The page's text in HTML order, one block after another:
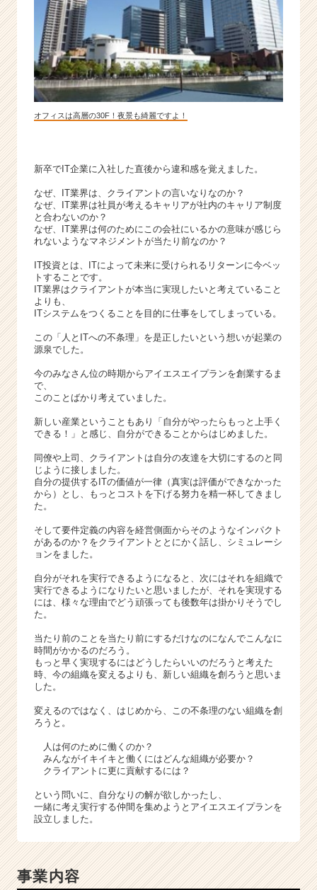
ウ
が
届
く
就
活
サ
ア
ャ
ア
（C
e
C
a
e
r）
オフィスは高層の30F！夜景も綺麗ですよ！
新卒でIT企業に入社した直後から違和感を覚えました。
なぜ、IT業界は、クライアントの言いなりなのか？
なぜ、IT業界は社員が考えるキャリアが社内のキャリア制度
と合わないのか？
なぜ、IT業界は何のためにこの会社にいるかの意味が感じら
れないようなマネジメントが当たり前なのか？
IT投資とは、ITによって未来に受けられるリターンに今ベッ
トすることです。
IT業界はクライアントが本当に実現したいと考えていること
よりも、
ITシステムをつくることを目的に仕事をしてしまっている。
この「人とITへの不条理」を是正したいという想いが起業の
源泉でした。
今のみなさん位の時期からアイエスエイプランを創業するま
で、
このことばかり考えていました。
新しい産業ということもあり「自分がやったらもっと上手く
できる！」と感じ、自分ができることからはじめました。
同僚や上司、クライアントは自分の友達を大切にするのと同
じように接しました。
自分の提供するITの価値が一律（真実は評価ができなかった
から）とし、もっとコストを下げる努力を精一杯してきまし
た。
そして要件定義の内容を経営側面からそのようなインパクト
があるのか？をクライアントととにかく話し、シミュレーシ
ョンをました。
自分がそれを実行できるようになると、次にはそれを組織で
実行できるようになりたいと思いましたが、それを実現する
には、様々な理由でどう頑張っても後数年は掛かりそうでし
た。
当たり前のことを当たり前にするだけなのになんでこんなに
時間がかかるのだろう。
もっと早く実現するにはどうしたらいいのだろうと考えた
時、今の組織を変えるよりも、新しい組織を創ろうと思いま
した。
変えるのではなく、はじめから、この不条理のない組織を創
ろうと。
人は何のために働くのか？
みんながイキイキと働くにはどんな組織が必要か？
クライアントに更に貢献するには？
という問いに、自分なりの解が欲しかったし、
一緒に考え実行する仲間を集めようとアイエスエイプランを
設立しました。
事業内容